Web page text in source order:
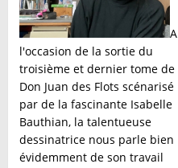
A
l'occasion de la sortie du
troisième et dernier tome de
Don Juan des Flots scénarisé
par de la fascinante Isabelle
Bauthian, la talentueuse
dessinatrice nous parle bien
évidemment de son travail